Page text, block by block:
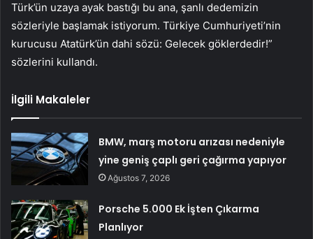
Türk’ün uzaya ayak bastığı bu ana, şanlı dedemizin
sözleriyle başlamak istiyorum. Türkiye Cumhuriyeti’nin
kurucusu Atatürk’ün dahi sözü: Gelecek göklerdedir!”
sözlerini kullandı.
İlgili Makaleler
BMW, marş motoru arızası nedeniyle
yine geniş çaplı geri çağırma yapıyor
Ağustos 7, 2026
Porsche 5.000 Ek İşten Çıkarma
Planlıyor